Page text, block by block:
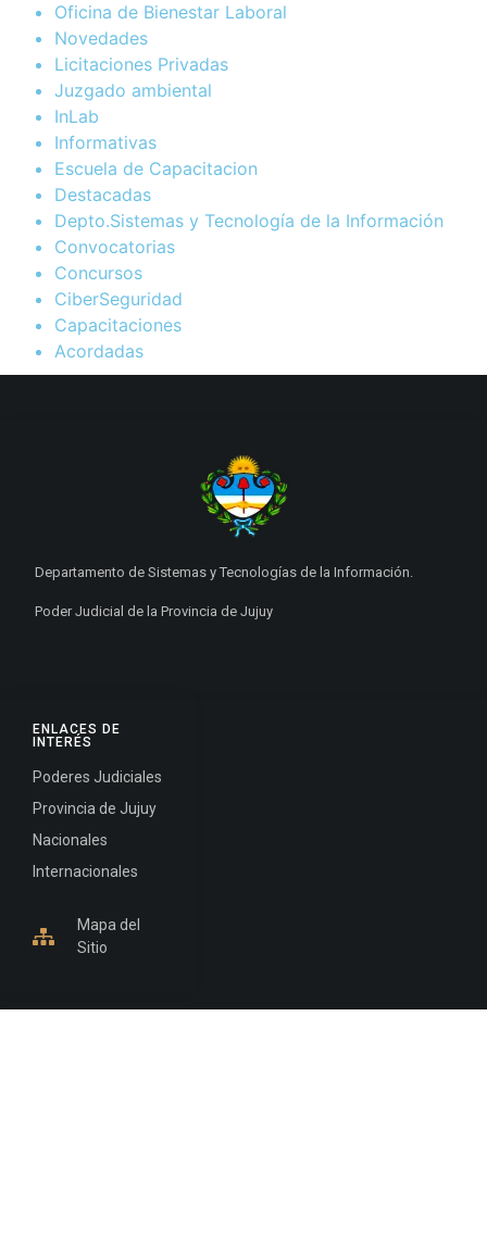
Oficina de Bienestar Laboral
Novedades
Licitaciones Privadas
Juzgado ambiental
InLab
Informativas
Escuela de Capacitacion
Destacadas
Depto.Sistemas y Tecnología de la Información
Convocatorias
Concursos
CiberSeguridad
Capacitaciones
Acordadas
ENLACES DE
INTERÉS
Poderes Judiciales
Provincia de Jujuy
Nacionales
Internacionales
Mapa del
Sitio
Departamento de Sistemas y Tecnologías de la Información.
Poder Judicial de la Provincia de Jujuy